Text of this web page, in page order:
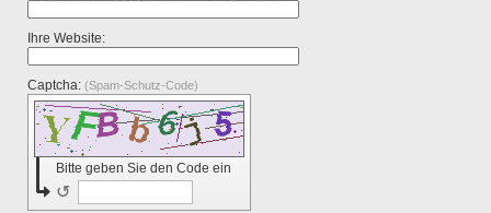
Ihre Website:
Captcha: (Spam-Schutz-Code)
Bitte geben Sie den Code ein
↺